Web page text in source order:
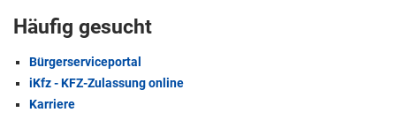
Häufig gesucht
Bürgerserviceportal
iKfz - KFZ-Zulassung online
Karriere